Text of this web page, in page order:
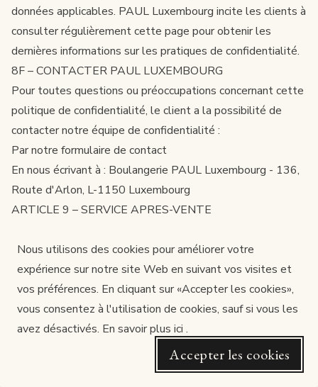
Nous utilisons des cookies pour améliorer votre
expérience sur notre site Web en suivant vos visites et
vos préférences. En cliquant sur «Accepter les cookies»,
vous consentez à l'utilisation de cookies, sauf si vous les
avez désactivés. En savoir plus ici .
Accepter les cookies
données applicables. PAUL Luxembourg incite les clients à
consulter régulièrement cette page pour obtenir les
dernières informations sur les pratiques de confidentialité.
8F – CONTACTER PAUL LUXEMBOURG
Pour toutes questions ou préoccupations concernant cette
politique de confidentialité, le client a la possibilité de
contacter notre équipe de confidentialité :
Par notre formulaire de contact
En nous écrivant à : Boulangerie PAUL Luxembourg - 136,
Route d'Arlon, L-1150 Luxembourg
ARTICLE 9 – SERVICE APRES-VENTE
conditions de vente et la réalisation de la commande, le
Client peut contacter le service client PAUL
LUXEMBOURG via leformulaire de contact, par téléphone
ou par mail, disponible sur le Site.
ARTICLE 10 – DROIT APPLICAPLE ET RESOLUTION
Les présentes CGV sont régies par le droit